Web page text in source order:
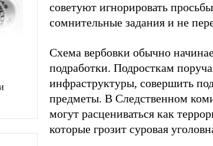
советуют игнорировать
сомнительные задания и не
Схема вербовки обычно
подработки. Подросткам
инфраструктуры, совершить
предметы. В Следственном
могут расцениваться как
которые грозит суровая